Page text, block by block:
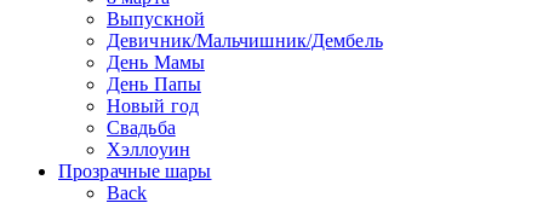
Выпускной
Девичник/Мальчишник/Дембель
День Мамы
День Папы
Новый год
Свадьба
Хэллоуин
Прозрачные шары
Back